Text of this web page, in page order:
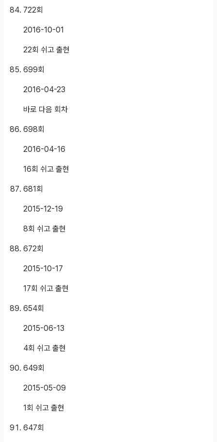
722회
2016-10-01
22회 쉬고 출현
699회
2016-04-23
바로 다음 회차
698회
2016-04-16
16회 쉬고 출현
681회
2015-12-19
8회 쉬고 출현
672회
2015-10-17
17회 쉬고 출현
654회
2015-06-13
4회 쉬고 출현
649회
2015-05-09
1회 쉬고 출현
647회